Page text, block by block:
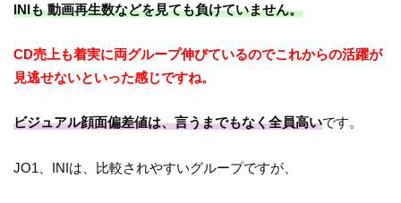
INIも 動画再生数などを見ても負けていません。
CD売上も着実に両グループ伸びているのでこれからの活躍が
見逃せないといった感じですね。
ビジュアル顔面偏差値は、言うまでもなく全員高いです。
JO1、INIは、比較されやすいグループですが、